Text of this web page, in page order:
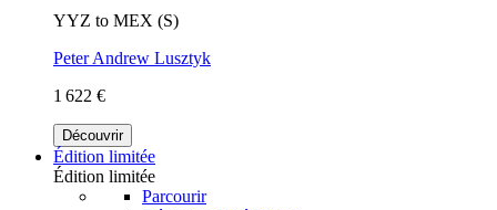
YYZ to MEX (S)
Peter Andrew Lusztyk
1 622 €
Découvrir
Édition limitée
Édition limitée
Parcourir